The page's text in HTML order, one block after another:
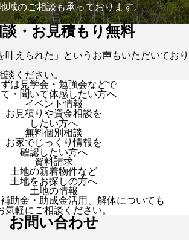
域のご相談も承っております。
・お見積もり無料
叶えられた」というお声もいただいており
談ください。
ずは見学会・勉強会などで
て・聞いて体感したい方へ
イベント情報
お見積りや資金相談を
したい方へ
無料個別相談
お家でじっくり情報を
確認したい方へ
資料請求
土地の新着物件など
土地をお探しの方へ
土地の情報
助金・助成金活用、解体についても
気軽にご相談ください。
お問い合わせ